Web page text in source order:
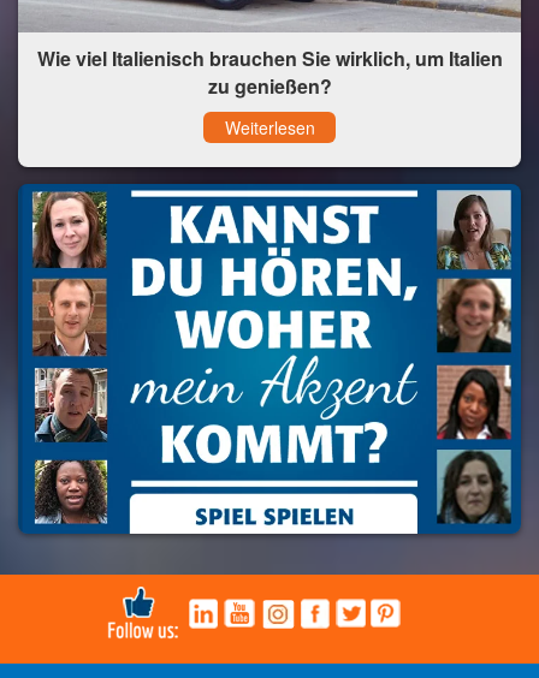
Wie viel Italienisch brauchen Sie wirklich, um Italien
zu genießen?
Weiterlesen